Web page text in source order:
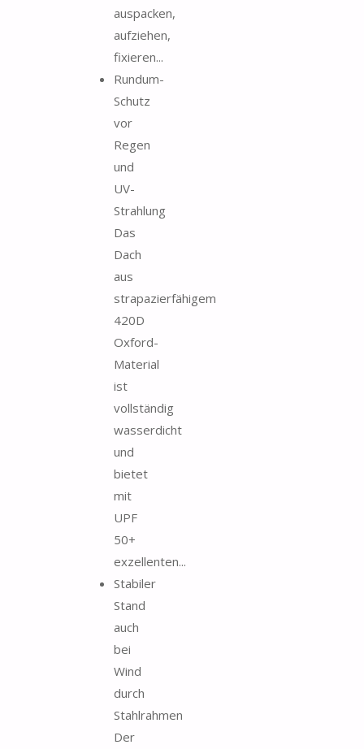
auspacken,
aufziehen,
fixieren...
Rundum-
Schutz
vor
Regen
und
UV-
Strahlung
Das
Dach
aus
strapazierfähigem
420D
Oxford-
Material
ist
vollständig
wasserdicht
und
bietet
mit
UPF
50+
exzellenten...
Stabiler
Stand
auch
bei
Wind
durch
Stahlrahmen
Der